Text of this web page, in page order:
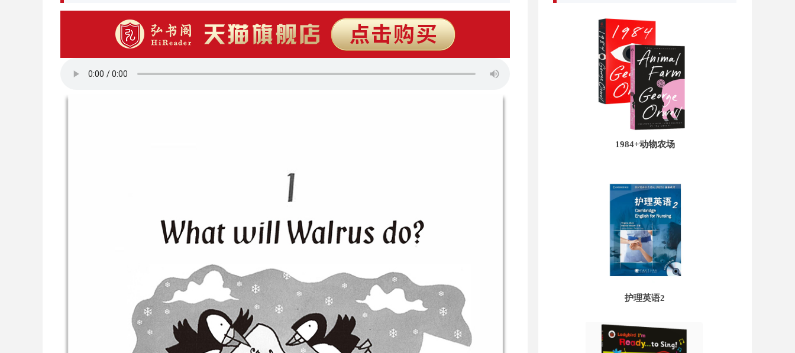
1984+动物农场
护理英语2